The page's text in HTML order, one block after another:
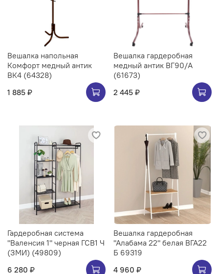
Вешалка напольная
Комфорт медный антик
ВК4 (64328)
1 885 ₽
Вешалка гардеробная
медный антик ВГ90/А
(61673)
2 445 ₽
Гардеробная система
"Валенсия 1" черная ГСВ1 Ч
(ЗМИ) (49809)
6 280 ₽
Вешалка гардеробная
"Алабама 22" белая ВГА22
Б 69319
4 960 ₽